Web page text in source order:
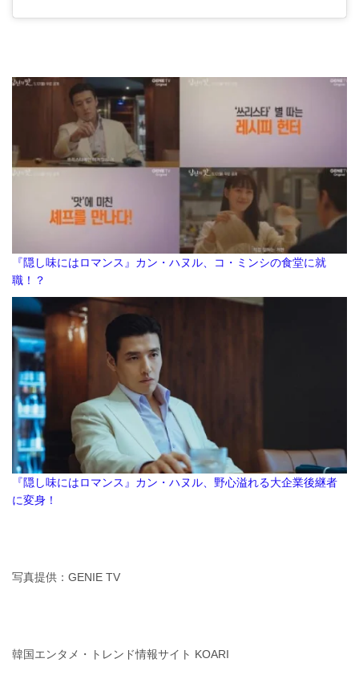
『隠し味にはロマンス』カン・ハヌル、コ・ミンシの食堂に就
職！？
『隠し味にはロマンス』カン・ハヌル、野心溢れる大企業後継者
に変身！
写真提供：GENIE TV
韓国エンタメ・トレンド情報サイト KOARI